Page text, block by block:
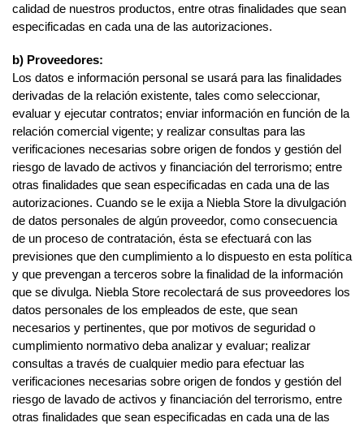
calidad de nuestros productos, entre otras finalidades que sean
especificadas en cada una de las autorizaciones.
b) Proveedores:
Los datos e información personal se usará para las finalidades
derivadas de la relación existente, tales como seleccionar,
evaluar y ejecutar contratos; enviar información en función de la
relación comercial vigente; y realizar consultas para las
verificaciones necesarias sobre origen de fondos y gestión del
riesgo de lavado de activos y financiación del terrorismo; entre
otras finalidades que sean especificadas en cada una de las
autorizaciones. Cuando se le exija a Niebla Store la divulgación
de datos personales de algún proveedor, como consecuencia
de un proceso de contratación, ésta se efectuará con las
previsiones que den cumplimiento a lo dispuesto en esta política
y que prevengan a terceros sobre la finalidad de la información
que se divulga. Niebla Store recolectará de sus proveedores los
datos personales de los empleados de este, que sean
necesarios y pertinentes, que por motivos de seguridad o
cumplimiento normativo deba analizar y evaluar; realizar
consultas a través de cualquier medio para efectuar las
verificaciones necesarias sobre origen de fondos y gestión del
riesgo de lavado de activos y financiación del terrorismo, entre
otras finalidades que sean especificadas en cada una de las